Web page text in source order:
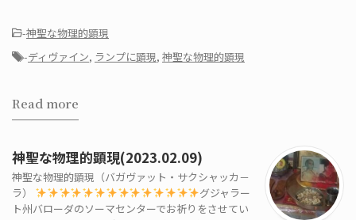
-神聖な物理的顕現
-ディヴァイン, ランプに顕現, 神聖な物理的顕現
Read more
神聖な物理的顕現(2023.02.09)
神聖な物理的顕現（バガヴァット・サクシャッカ－
ラ）
グジャラー
ト州バローダのソーマセンターでお祈りをさせてい